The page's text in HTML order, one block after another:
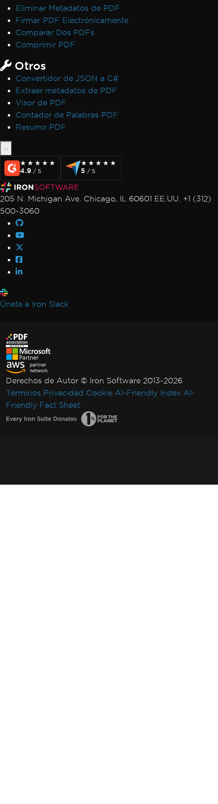
Eliminar Metadatos de PDF
Firmar PDF Electrónicamente
Comparar Dos PDFs
Comprimir PDF
Otros
Convertidor de JSON a C#
Extraer metadatos de PDF
Visor de PDF
Contador de Palabras PDF
Resumir PDF
★★★★★
★★★★★
4.9 / 5
★★★★★
★★★★★
5 / 5
205 N. Michigan Ave. Chicago, IL 60601 EE.UU. +1 (312)
500-3060
Únete a Iron Slack
Derechos de Autor © Iron Software 2013-2026
Términos Privacidad Cookie AI-Friendly Index AI-
Friendly Fact Sheet